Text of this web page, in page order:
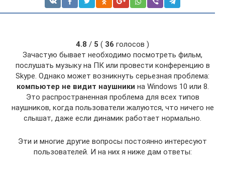
4.8 / 5 ( 36 голосов )
Зачастую бывает необходимо посмотреть фильм,
послушать музыку на ПК или провести конференцию в
Skype. Однако может возникнуть серьезная проблема:
компьютер не видит наушники на Windows 10 или 8.
Это распространенная проблема для всех типов
наушников, когда пользователи жалуются, что ничего не
слышат, даже если динамик работает нормально.
Эти и многие другие вопросы постоянно интересуют
пользователей. И на них я ниже дам ответы: